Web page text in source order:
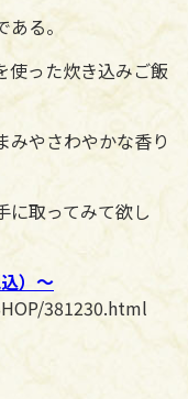
る。
使った炊き込みご飯
みやさわやかな香り
に取ってみて欲し
）～
381230.html